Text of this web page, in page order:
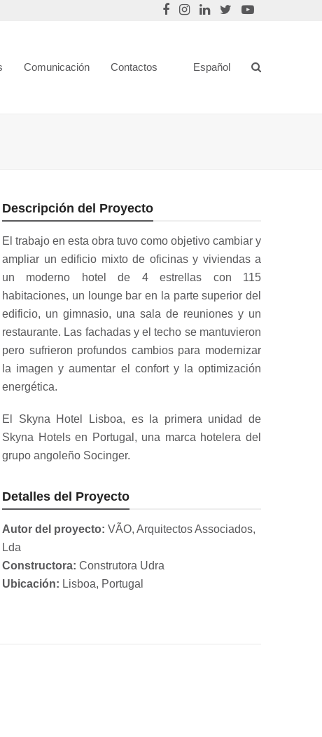
Comunicación Contactos Español
Descripción del Proyecto
El trabajo en esta obra tuvo como objetivo cambiar y
ampliar un edificio mixto de oficinas y viviendas a
un moderno hotel de 4 estrellas con 115
habitaciones, un lounge bar en la parte superior del
edificio, un gimnasio, una sala de reuniones y un
restaurante. Las fachadas y el techo se mantuvieron
pero sufrieron profundos cambios para modernizar
la imagen y aumentar el confort y la optimización
energética.
El Skyna Hotel Lisboa, es la primera unidad de
Skyna Hotels en Portugal, una marca hotelera del
grupo angoleño Socinger.
Detalles del Proyecto
Autor del proyecto: VÃO, Arquitectos Associados,
Lda
Constructora: Construtora Udra
Ubicación: Lisboa, Portugal